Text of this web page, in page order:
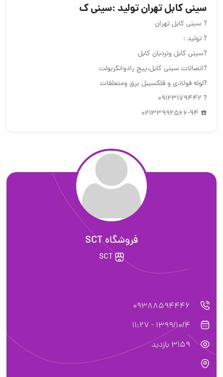
سینی کابل تهران تولید :سینی ک
? سینی کابل تهران
? تولید :
?سینی کابل ونردبان کابل
?اتصالات سینی کابل،پیچ رادوانکربولت
?لوله فولادی و فلکسیبل برق ومتعلقات
? 09123179442
☎️ 02133992566-94
فروشگاه SCT
SCT
09388594446
1399/10/4 - 11:27
3159 بازدید